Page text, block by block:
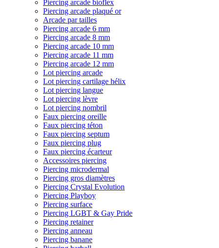
Piercing arcade bioflex
Piercing arcade plaqué or
Arcade par tailles
Piercing arcade 6 mm
Piercing arcade 8 mm
Piercing arcade 10 mm
Piercing arcade 11 mm
Piercing arcade 12 mm
Lot piercing arcade
Lot piercing cartilage hélix
Lot piercing langue
Lot piercing lèvre
Lot piercing nombril
Faux piercing oreille
Faux piercing téton
Faux piercing septum
Faux piercing plug
Faux piercing écarteur
Accessoires piercing
Piercing microdermal
Piercing gros diamètres
Piercing Crystal Evolution
Piercing Playboy
Piercing surface
Piercing LGBT & Gay Pride
Piercing retainer
Piercing anneau
Piercing banane